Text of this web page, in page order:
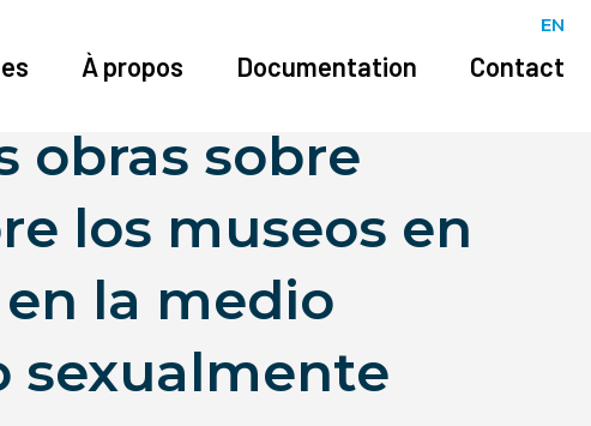
EN
À propos Documentation Contact
obras sobre
los museos en
la medio
sexualmente